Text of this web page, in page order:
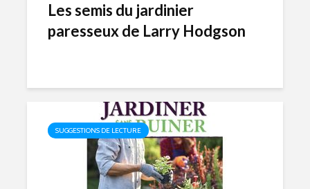
Les semis du jardinier
paresseux de Larry Hodgson
SUGGESTIONS DE LECTURE